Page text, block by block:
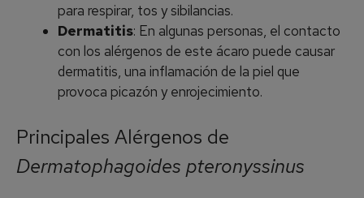
para respirar, tos y sibilancias.
Dermatitis: En algunas personas, el contacto
con los alérgenos de este ácaro puede causar
dermatitis, una inflamación de la piel que
provoca picazón y enrojecimiento.
Principales Alérgenos de
Dermatophagoides pteronyssinus